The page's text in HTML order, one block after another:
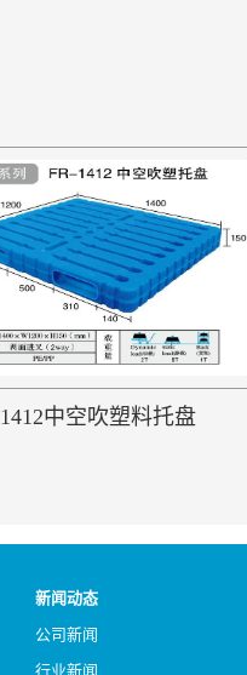
1412中空吹塑料托盘
新闻动态
公司新闻
行业新闻